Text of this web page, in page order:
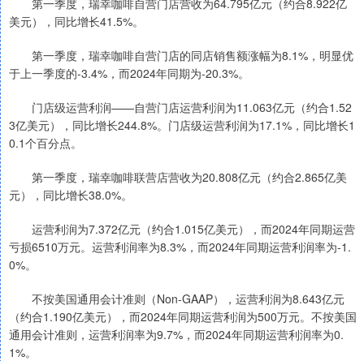
美元），同比增长41.5%。
第一季度，瑞幸咖啡自营门店的同店销售额涨幅为8.1%，明显优
于上一季度的-3.4%，而2024年同期为-20.3%。
门店级运营利润——自营门店运营利润为11.063亿元（约合1.52
3亿美元），同比增长244.8%。门店级运营利润为17.1%，同比增长1
0.1个百分点。
第一季度，瑞幸咖啡联营店营收为20.808亿元（约合2.865亿美
元），同比增长38.0%。
运营利润为7.372亿元（约合1.015亿美元），而2024年同期运营
亏损6510万元。运营利润率为8.3%，而2024年同期运营利润率为-1.
0%。
不按美国通用会计准则（Non-GAAP），运营利润为8.643亿元
（约合1.190亿美元），而2024年同期运营利润为500万元。不按美国
通用会计准则，运营利润率为9.7%，而2024年同期运营利润率为0.
1%。